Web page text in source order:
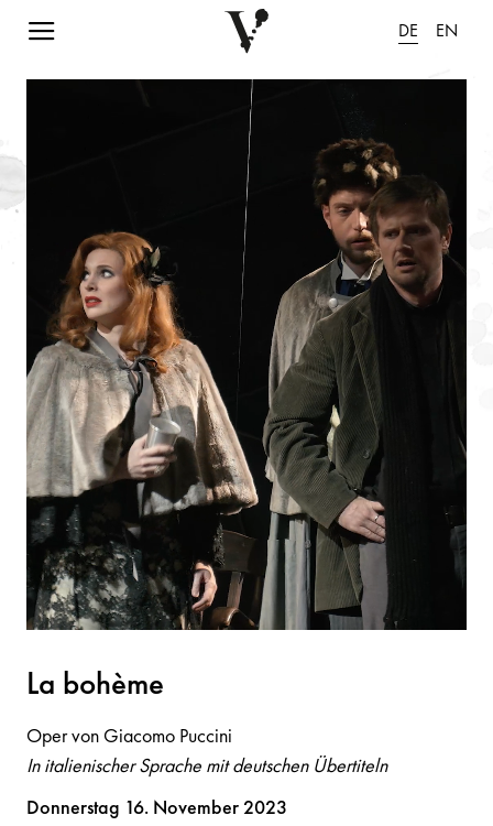
Navigation einblenden DE EN
Animation pausieren
La bohème
Oper von Giacomo Puccini
In italienischer Sprache mit deutschen Übertiteln
Volksoper
Donnerstag 16. November 2023